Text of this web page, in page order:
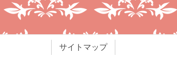
サイトマップ